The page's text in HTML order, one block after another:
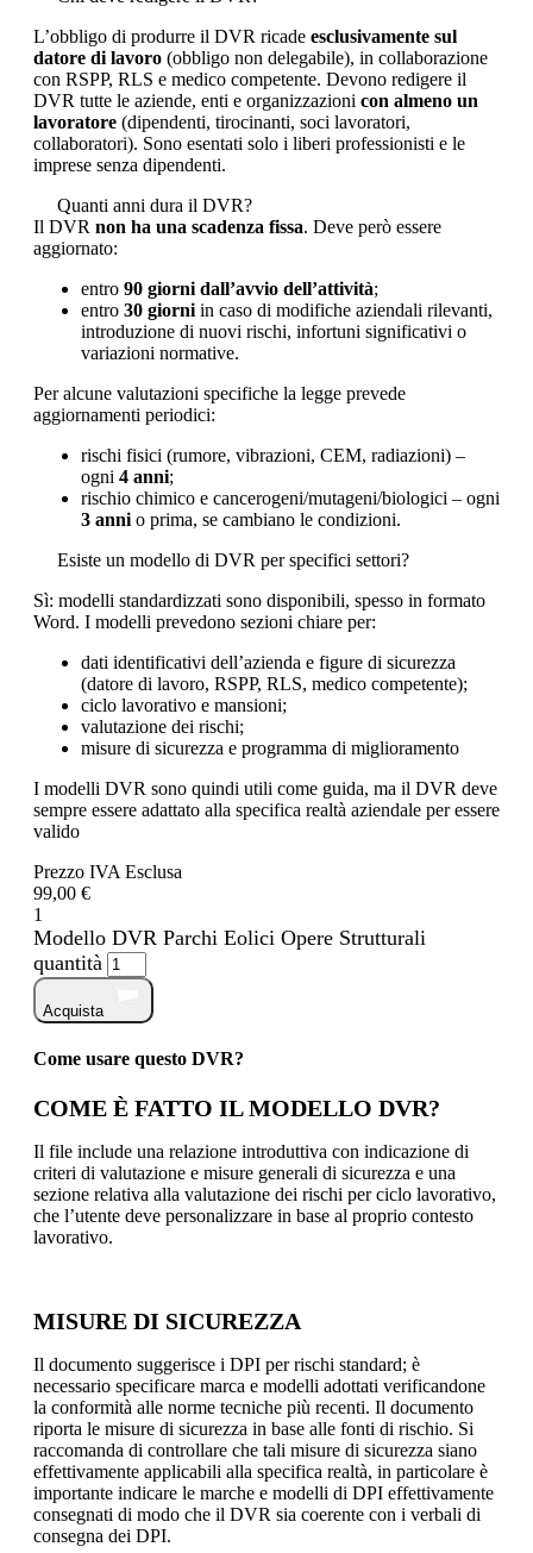
L’obbligo di produrre il DVR ricade esclusivamente sul
datore di lavoro (obbligo non delegabile), in collaborazione
con RSPP, RLS e medico competente. Devono redigere il
DVR tutte le aziende, enti e organizzazioni con almeno un
lavoratore (dipendenti, tirocinanti, soci lavoratori,
collaboratori). Sono esentati solo i liberi professionisti e le
imprese senza dipendenti.
Quanti anni dura il DVR?
Il DVR non ha una scadenza fissa. Deve però essere
aggiornato:
entro 90 giorni dall’avvio dell’attività;
entro 30 giorni in caso di modifiche aziendali rilevanti,
introduzione di nuovi rischi, infortuni significativi o
variazioni normative.
Per alcune valutazioni specifiche la legge prevede
aggiornamenti periodici:
rischi fisici (rumore, vibrazioni, CEM, radiazioni) –
ogni 4 anni;
rischio chimico e cancerogeni/mutageni/biologici – ogni
3 anni o prima, se cambiano le condizioni.
Esiste un modello di DVR per specifici settori?
Sì: modelli standardizzati sono disponibili, spesso in formato
Word. I modelli prevedono sezioni chiare per:
dati identificativi dell’azienda e figure di sicurezza
(datore di lavoro, RSPP, RLS, medico competente);
ciclo lavorativo e mansioni;
valutazione dei rischi;
misure di sicurezza e programma di miglioramento
I modelli DVR sono quindi utili come guida, ma il DVR deve
sempre essere adattato alla specifica realtà aziendale per essere
valido
Prezzo IVA Esclusa
99,00 €
1
Modello DVR Parchi Eolici Opere Strutturali
quantità
Acquista
Come usare questo DVR?
COME È FATTO IL MODELLO DVR?
Il file include una relazione introduttiva con indicazione di
criteri di valutazione e misure generali di sicurezza e una
sezione relativa alla valutazione dei rischi per ciclo lavorativo,
che l’utente deve personalizzare in base al proprio contesto
lavorativo.
MISURE DI SICUREZZA
Il documento suggerisce i DPI per rischi standard; è
necessario specificare marca e modelli adottati verificandone
la conformità alle norme tecniche più recenti. Il documento
riporta le misure di sicurezza in base alle fonti di rischio. Si
raccomanda di controllare che tali misure di sicurezza siano
effettivamente applicabili alla specifica realtà, in particolare è
importante indicare le marche e modelli di DPI effettivamente
consegnati di modo che il DVR sia coerente con i verbali di
consegna dei DPI.